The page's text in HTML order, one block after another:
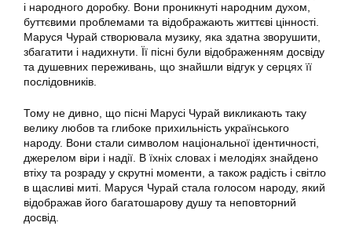
і народного доробку. Вони проникнуті народним духом,
буттєвими проблемами та відображають життєві цінності.
Маруся Чурай створювала музику, яка здатна зворушити,
збагатити і надихнути. Її пісні були відображенням досвіду
та душевних переживань, що знайшли відгук у серцях її
послідовників.
Тому не дивно, що пісні Марусі Чурай викликають таку
велику любов та глибоке прихильність українського
народу. Вони стали символом національної ідентичності,
джерелом віри і надії. В їхніх словах і мелодіях знайдено
втіху та розраду у скрутні моменти, а також радість і світло
в щасливі миті. Маруся Чурай стала голосом народу, який
відображав його багатошарову душу та неповторний
досвід.